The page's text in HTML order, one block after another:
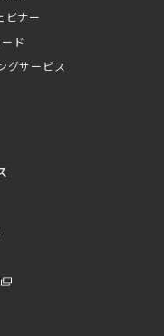
ビナー
ド
グサービス